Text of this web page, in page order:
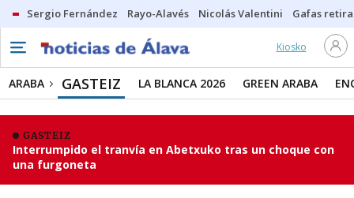
Sergio Fernández Rayo-Alavés Nicolás Valentini Gafas
Kiosko
ARABA GASTEIZ LA BLANCA 2026 GREEN ARABA
GASTEIZ
Interrumpido el tranvía en Abetxuko tras un choque con
una furgoneta